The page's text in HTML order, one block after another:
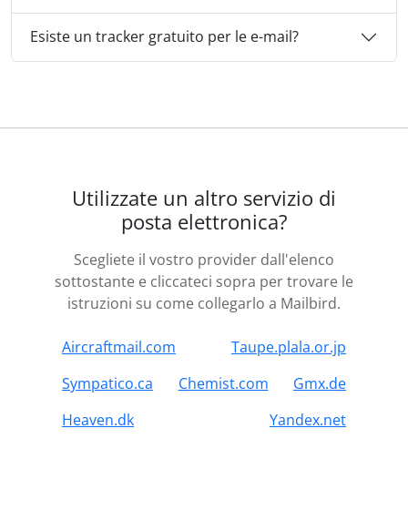
Esiste un tracker gratuito per le e-mail?
Utilizzate un altro servizio di
posta elettronica?
Scegliete il vostro provider dall'elenco
sottostante e cliccateci sopra per trovare le
istruzioni su come collegarlo a Mailbird.
Aircraftmail.com
Taupe.plala.or.jp
Sympatico.ca
Chemist.com
Gmx.de
Heaven.dk
Yandex.net